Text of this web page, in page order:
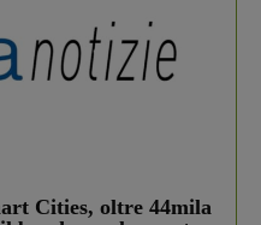
Cities, oltre 44mila